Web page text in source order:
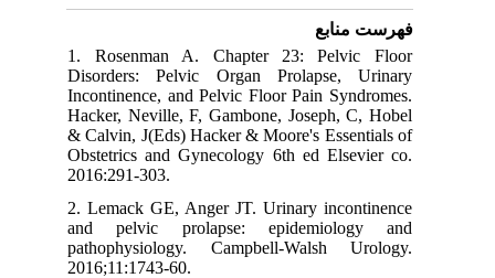
فهرست منابع
1. Rosenman A. Chapter 23: Pelvic Floor
Disorders: Pelvic Organ Prolapse, Urinary
Incontinence, and Pelvic Floor Pain Syndromes.
Hacker, Neville, F, Gambone, Joseph, C, Hobel
& Calvin, J(Eds) Hacker & Moore's Essentials of
Obstetrics and Gynecology 6th ed Elsevier co.
2016:291-303.
2. Lemack GE, Anger JT. Urinary incontinence
and pelvic prolapse: epidemiology and
pathophysiology. Campbell-Walsh Urology.
2016;11:1743-60.